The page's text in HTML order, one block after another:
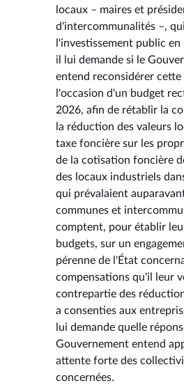
locaux – maires et
d'intercommunalités –,
l'investissement public en
il lui demande si le
entend reconsidérer cette
l'occasion d'un budget
2026, afin de rétablir la
la réduction des valeurs
taxe foncière sur les
de la cotisation foncière
des locaux industriels
qui prévalaient
communes et
comptent, pour établir
budgets, sur un
pérenne de l'État
compensations qu'il leur
contrepartie des
a consenties aux
lui demande quelle
Gouvernement entend
attente forte des
concernées.